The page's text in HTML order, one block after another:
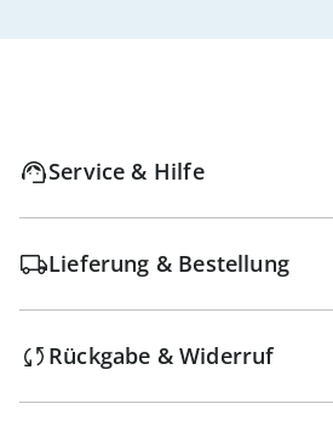
Service & Hilfe
Lieferung & Bestellung
Rückgabe & Widerruf